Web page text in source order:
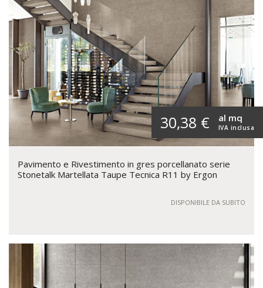
30,38 € IVA inclusa
al mq
Pavimento e Rivestimento in gres porcellanato serie
Stonetalk Martellata Taupe Tecnica R11 by Ergon
DISPONIBILE DA SUBITO